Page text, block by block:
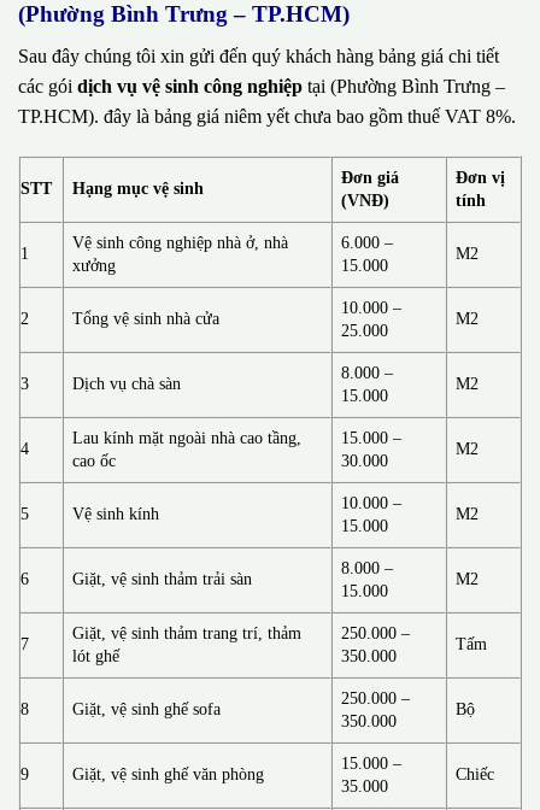
(Phường Bình Trưng – TP.HCM)
Sau đây chúng tôi xin gửi đến quý khách hàng bảng giá chi tiết
các gói dịch vụ vệ sinh công nghiệp tại (Phường Bình Trưng –
TP.HCM). đây là bảng giá niêm yết chưa bao gồm thuế VAT 8%.
STT Hạng mục vệ sinh
Đơn giá
(VNĐ)
Đơn vị
tính
1
Vệ sinh công nghiệp nhà ở, nhà
xưởng
6.000 –
15.000
M2
2 Tổng vệ sinh nhà cửa
10.000 –
25.000
M2
3 Dịch vụ chà sàn
8.000 –
15.000
M2
4
Lau kính mặt ngoài nhà cao tầng,
cao ốc
15.000 –
30.000
M2
5 Vệ sinh kính
10.000 –
15.000
M2
6 Giặt, vệ sinh thảm trải sàn
8.000 –
15.000
M2
7
Giặt, vệ sinh thảm trang trí, thảm
lót ghế
250.000 –
350.000
Tấm
8 Giặt, vệ sinh ghế sofa
250.000 –
350.000
Bộ
9 Giặt, vệ sinh ghế văn phòng
15.000 –
35.000
Chiếc